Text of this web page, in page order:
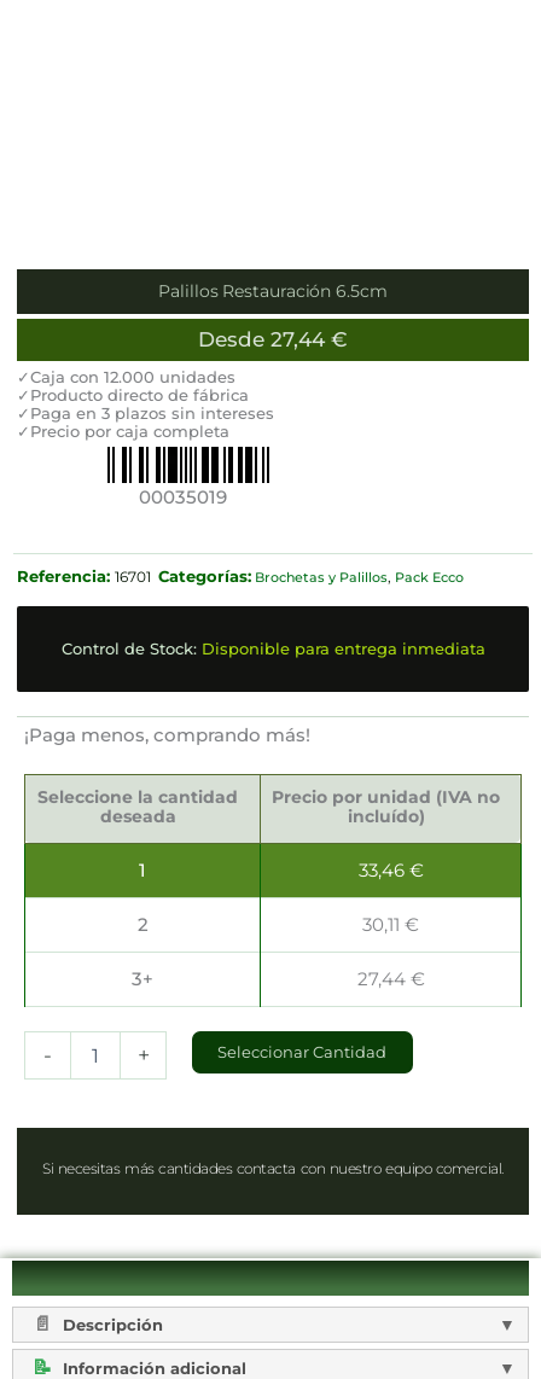
Palillos Restauración 6.5cm
Desde 27,44 €
✓Caja con 12.000 unidades
✓Producto directo de fábrica
✓Paga en 3 plazos sin intereses
✓Precio por caja completa
00035019
Referencia: 16701 Categorías: Brochetas y Palillos, Pack Ecco
Control de Stock: Disponible para entrega inmediata
¡Paga menos, comprando más!
Seleccione la cantidad
deseada
Precio por unidad (IVA no
incluído)
1 33,46 €
2 30,11€
3+ 27,44 €
-
Restauración
6.5cm
+ Seleccionar Cantidad
Si necesitas más cantidades contacta con nuestro equipo comercial.
Descripción
Información adicional